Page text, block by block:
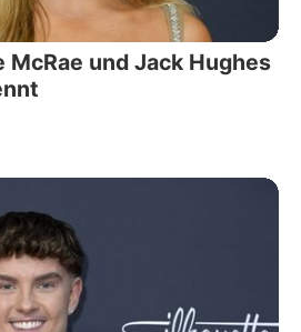
McRae und Jack Hughes